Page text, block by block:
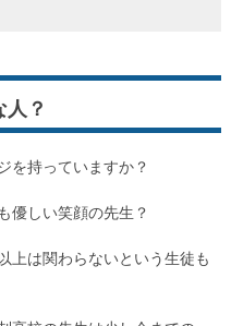
？
を持っていますか？
優しい笑顔の先生？
上は関わらないという生徒も